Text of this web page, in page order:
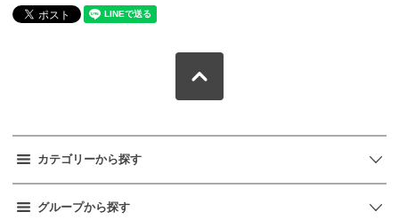
カテゴリーから探す
グループから探す